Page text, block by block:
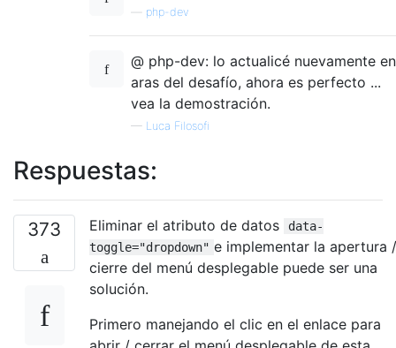
php-dev
@ php-dev: lo actualicé nuevamente en
aras del desafío, ahora es perfecto ...
vea la demostración.
— Luca Filosofi
Respuestas:
373 Eliminar el atributo de datos
data-
toggle="dropdown" e implementar la apertura /
cierre del menú desplegable puede ser una
solución.
Primero manejando el clic en el enlace para